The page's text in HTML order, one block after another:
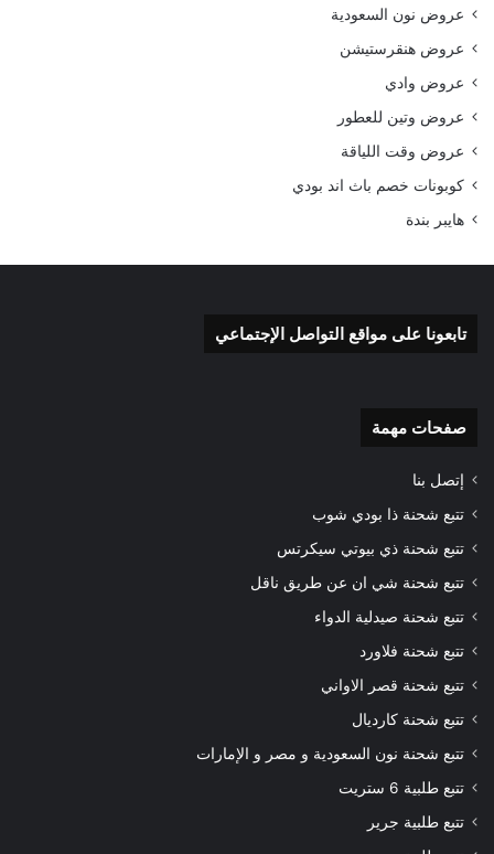
عروض نون السعودية
عروض هنقرستيشن
عروض وادي
عروض وتين للعطور
عروض وقت اللياقة
كوبونات خصم باث اند بودي
هايبر بندة
تابعونا على مواقع التواصل الإجتماعي
صفحات مهمة
إتصل بنا
تتبع شحنة ذا بودي شوب
تتبع شحنة ذي بيوتي سيكرتس
تتبع شحنة شي ان عن طريق ناقل
تتبع شحنة صيدلية الدواء
تتبع شحنة فلاورد
تتبع شحنة قصر الاواني
تتبع شحنة كارديال
تتبع شحنة نون السعودية و مصر و الإمارات
تتبع طلبية 6 ستريت
تتبع طلبية جرير